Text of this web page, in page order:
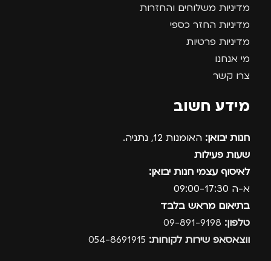
מדיניות משלוחים והחזרות
מדיניות החזר כספי
מדיניות פרטיות
מי אנחנו
צרו קשר
מידע חשוב
חנות יבואן: האומנות 12, נתניה.
שעות פעילות
לאיסוף עצמי חנות יבואן:
א-ה 09:00-17:30
בתיאום מראש בלבד
טלפון:
ווצאסאפ שירות לקוחות: